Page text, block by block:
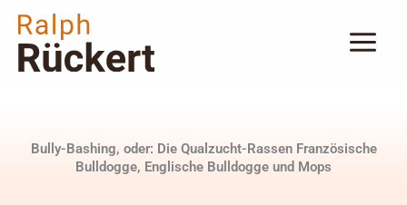
Inhalt
springen
Bully-Bashing, oder: Die Qualzucht-Rassen Französische
Bulldogge, Englische Bulldogge und Mops